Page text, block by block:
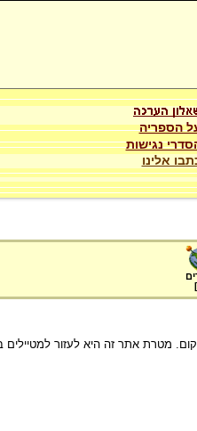
הספריה
נגישות
אלינו
]
מטרת אתר זה היא לעזור